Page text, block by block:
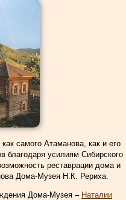
самого Атаманова, как и его
благодаря усилиям Сибирского
реставрации дома и
Дома-Музея Н.К. Рериха.
Дома-Музея – Наталии